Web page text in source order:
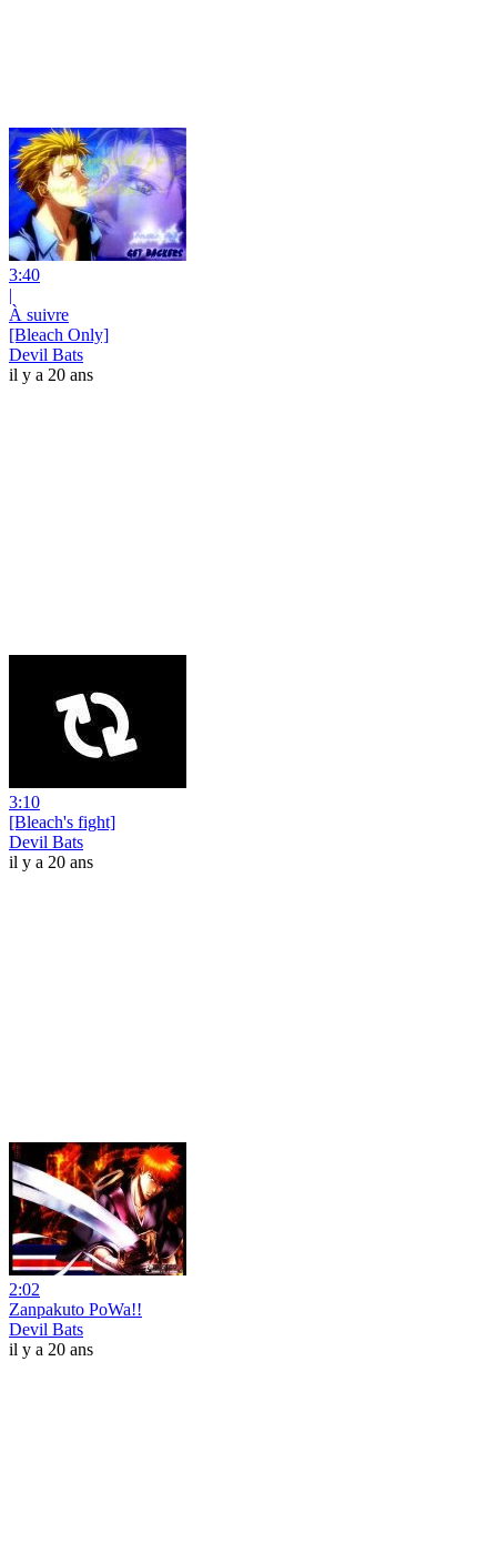
3:40
|
À suivre
[Bleach Only]
Devil Bats
il y a 20 ans
3:10
[Bleach's fight]
Devil Bats
il y a 20 ans
2:02
Zanpakuto PoWa!!
Devil Bats
il y a 20 ans